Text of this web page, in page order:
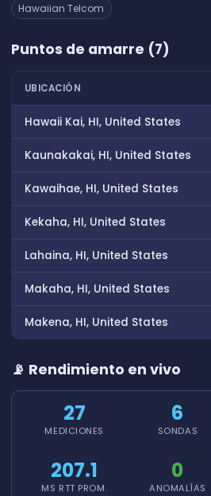
Hawaiian Telcom
Puntos de amarre (7)
UBICACIÓN
Hawaii Kai, HI, United States
Kaunakakai, HI, United States
Kawaihae, HI, United States
Kekaha, HI, United States
Lahaina, HI, United States
Makaha, HI, United States
Makena, HI, United States
📡 Rendimiento en vivo
27
MEDICIONES
6
SONDAS
207.1
MS RTT PROM.
0
ANOMALÍAS